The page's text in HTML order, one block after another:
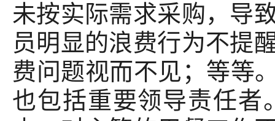
未按实际需求采购，导
员明显的浪费行为不提
费问题视而不见；等等
也包括重要领导责任者